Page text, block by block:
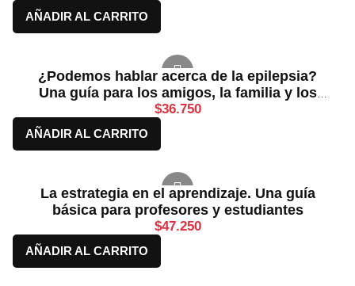
AÑADIR AL CARRITO
¿Podemos hablar acerca de la epilepsia?
Una guía para los amigos, la familia y los
profesionales
$36.750
AÑADIR AL CARRITO
La estrategia en el aprendizaje. Una guía
básica para profesores y estudiantes
$47.250
AÑADIR AL CARRITO